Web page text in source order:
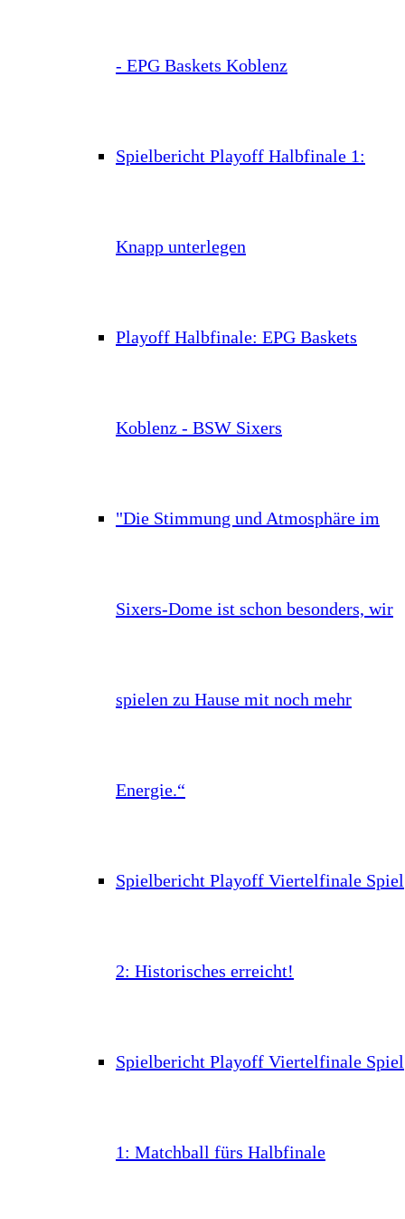
- EPG Baskets Koblenz
Spielbericht Playoff Halbfinale 1:
Knapp unterlegen
Playoff Halbfinale: EPG Baskets
Koblenz - BSW Sixers
"Die Stimmung und Atmosphäre im
Sixers-Dome ist schon besonders, wir
spielen zu Hause mit noch mehr
Energie.“
Spielbericht Playoff Viertelfinale Spiel
2: Historisches erreicht!
Spielbericht Playoff Viertelfinale Spiel
1: Matchball fürs Halbfinale